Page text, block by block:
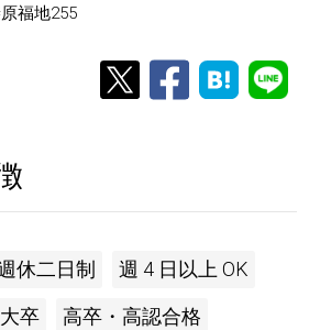
福地255
休二日制 週 4 日以上 OK
卒 高卒・高認合格